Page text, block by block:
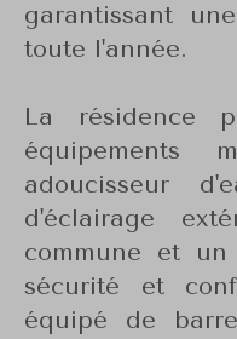
garantissant
toute l'année.
La résidence
équipements
adoucisseur
d'éclairage
commune et un
sécurité et
équipé de